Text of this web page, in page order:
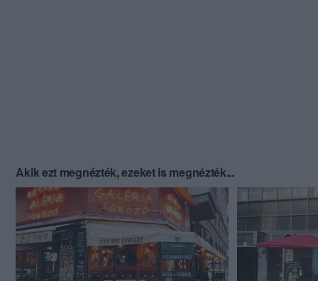
Akik ezt megnézték, ezeket is megnézték...